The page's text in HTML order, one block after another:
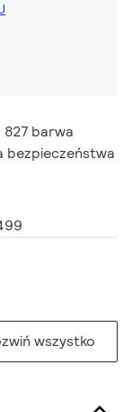
827 barwa
bezpieczeństwa
wszystko